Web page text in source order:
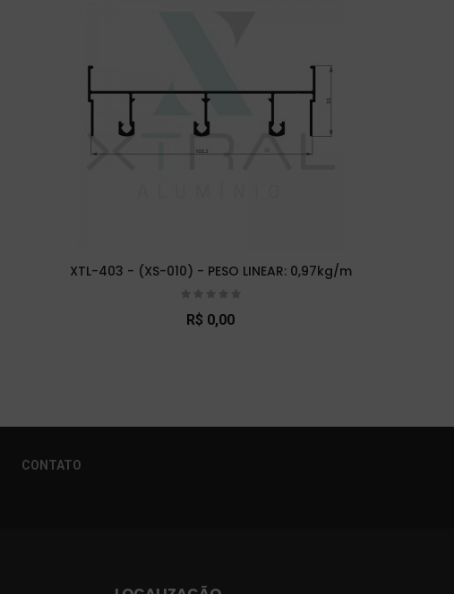
XTL-403 - (XS-010) - PESO LINEAR: 0,97kg/m
R$ 0,00
CONTATO